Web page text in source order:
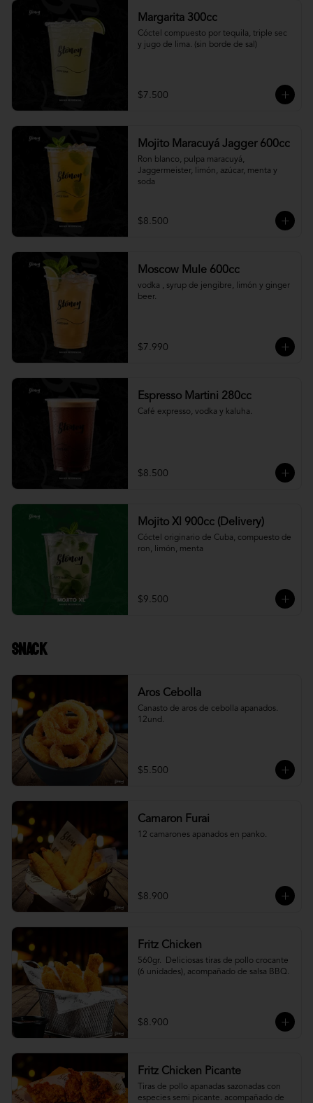
Margarita 300cc
Cóctel compuesto por tequila, triple sec
y jugo de lima. (sin borde de sal)
$7.500
Mojito Maracuyá Jagger 600cc
Ron blanco, pulpa maracuyá,
Jaggermeister, limón, azúcar, menta y
soda
$8.500
Moscow Mule 600cc
vodka , syrup de jengibre, limón y ginger
beer.
$7.990
Espresso Martini 280cc
Café expresso, vodka y kaluha.
$8.500
Mojito Xl 900cc (Delivery)
Cóctel originario de Cuba, compuesto de
ron, limón, menta
$9.500
Snack
Aros Cebolla
Canasto de aros de cebolla apanados.
12und.
$5.500
Camaron Furai
12 camarones apanados en panko.
$8.900
Fritz Chicken
560gr.  Deliciosas tiras de pollo crocante
(6 unidades), acompañado de salsa BBQ.
$8.900
Fritz Chicken Picante
Tiras de pollo apanadas sazonadas con
especies semi picante. acompañado de